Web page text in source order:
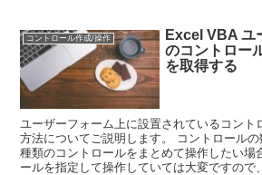
コントロール作成/操作
Excel VBA ユ
のコントロー
を取得する
ユーザーフォーム上に設置されているコント
方法についてご説明します。 コントロール
種類のコントロールをまとめて操作したい場
ールを指定して操作していては大変ですので